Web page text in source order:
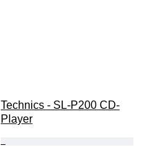
Technics - SL-P200 CD-
Player